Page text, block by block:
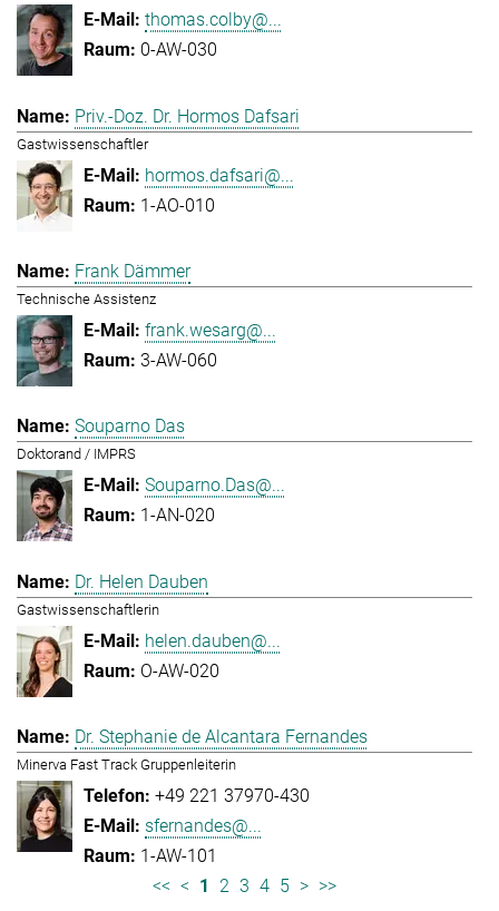
thomas.colby@...
0-AW-030
Priv.-Doz. Dr. Hormos Dafsari
Gastwissenschaftler
hormos.dafsari@...
1-AO-010
Frank Dämmer
Technische Assistenz
frank.wesarg@...
3-AW-060
Souparno Das
Doktorand / IMPRS
Souparno.Das@...
1-AN-020
Dr. Helen Dauben
Gastwissenschaftlerin
helen.dauben@...
O-AW-020
Dr. Stephanie de Alcantara Fernandes
Minerva Fast Track Gruppenleiterin
+49 221 37970-430
sfernandes@...
1-AW-101
<< < 1 2 3 4 5 > >>